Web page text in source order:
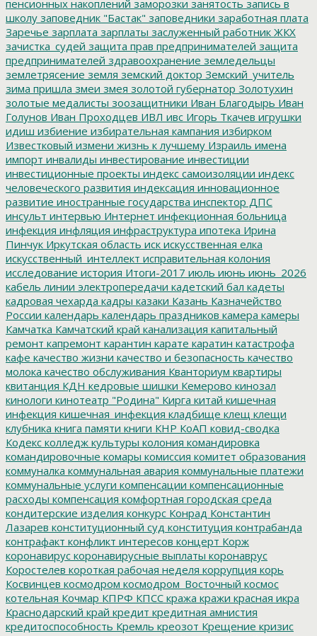
пенсионных накоплений заморозки занятость запись в
школу заповедник "Бастак" заповедники заработная плата
Заречье зарплата зарплаты заслуженный работник ЖКХ
зачистка_судей защита прав предпринимателей защита
предпринимателей здравоохранение земледельцы
землетрясение земля земский доктор Земский_учитель
зима пришла змеи змея золотой губернатор Золотухин
золотые медалисты зоозащитники Иван Благодырь Иван
Голунов Иван Проходцев ИВЛ ивс Игорь Ткачев игрушки
идиш избиение избирательная кампания избирком
Известковый измени жизнь к лучшему Израиль имена
импорт инвалиды инвестирование инвестиции
инвестиционные проекты индекс самоизоляции индекс
человеческого развития индексация инновационное
развитие иностранные государства инспектор ДПС
инсульт интервью Интернет инфекционная больница
инфекция инфляция инфраструктура ипотека Ирина
Пинчук Иркутская область иск искусственная елка
искусственный_интеллект исправительная колония
исследование история Итоги-2017 июль июнь июнь_2026
кабель линии электропередачи кадетский бал кадеты
кадровая чехарда кадры казаки Казань Казначейство
России календарь календарь праздников камера камеры
Камчатка Камчатский край канализация капитальный
ремонт капремонт карантин карате каратин катастрофа
кафе качество жизни качество и безопасность качество
молока качество обслуживания Кванториум квартиры
квитанция КДН кедровые шишки Кемерово кинозал
кинологи кинотеатр "Родина" Кирга китай кишечная
инфекция кишечная_инфекция кладбище клещ клещи
клубника книга памяти книги КНР КоАП ковид-сводка
Кодекс колледж культуры колония командировка
командировочные комары комиссия комитет образования
коммуналка коммунальная авария коммунальные платежи
коммунальные услуги компенсации компенсационные
расходы компенсация комфортная городская среда
кондитерские изделия конкурс Конрад Константин
Лазарев конституционный суд конституция контрабанда
контрафакт конфликт интересов концерт Корж
коронавирус коронавирусные выплаты коронаврус
Коростелев короткая рабочая неделя коррупция корь
Косвинцев космодром космодром_Восточный космос
котельная Кочмар КПРФ КПСС кража кражи красная икра
Краснодарский край кредит кредитная амнистия
кредитоспособность Кремль креозот Крещение кризис